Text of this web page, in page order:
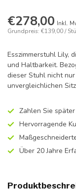
€278,00 Inkl.
Grundpreis: €139,00 /
Esszimmerstuhl Lily,
und Haltbarkeit.
dieser Stuhl nicht
unvergleichlichen
Zahlen Sie
Hervorragende
Über 20 Jahre